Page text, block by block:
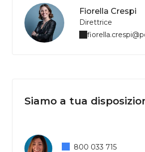
Fiorella Crespi
Direttrice
Siamo a tua
800 033 715